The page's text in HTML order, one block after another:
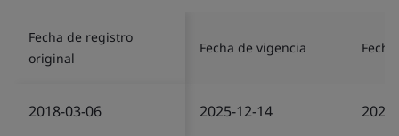
Fecha de registro
original
Fecha de vigencia
2018-03-06 2025-12-14